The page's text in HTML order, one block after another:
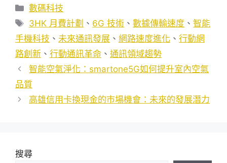
分
類
數碼科技
標
籤
3HK 月費計劃 、 6G 技術 、數據傳輸速度 、智能
手機科技 、 未來通訊發展 、 網路速度進化 、 行動網
路創新 、 行動通訊革命 、 通訊領域趨勢
智能空氣淨化：smartone5G如何提升室內空氣
品質
高雄信用卡換現金的市場機會：未來的發展潛力
搜尋